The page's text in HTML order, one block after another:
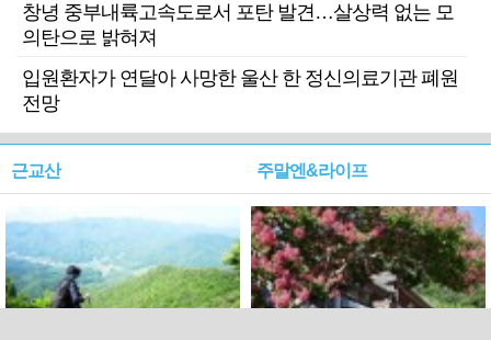
창녕 중부내륙고속도로서 포탄 발견…살상력 없는 모
의탄으로 밝혀져
입원환자가 연달아 사망한 울산 한 정신의료기관 폐원
전망
근교산 주말엔&라이프